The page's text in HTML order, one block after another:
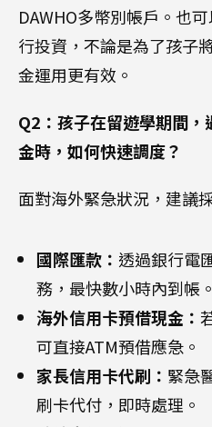
DAWHO多幣別帳戶。也
行投資，不論是為了孩子
金運用更有效。
Q2：孩子在留遊學期間
金時，如何快速調度？
面對海外緊急狀況，建議
國際匯款： 透過銀行電
務，最快數小時內到帳。
海外信用卡預借現金：
可直接ATM預借應急。
家長信用卡代刷： 緊急
刷卡代付，即時處理。